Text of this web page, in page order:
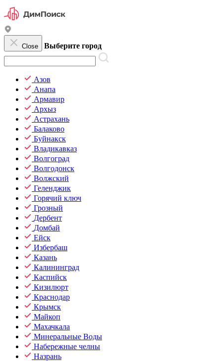
Close Выберите город
Азов
Анапа
Армавир
Архыз
Астрахань
Балаково
Буйнакск
Владикавказ
Волгоград
Волгодонск
Волжский
Геленджик
Горячий ключ
Грозный
Дербент
Домбай
Ейск
Избербаш
Казань
Калининград
Каспийск
Кизилюрт
Краснодар
Крымск
Майкоп
Махачкала
Минеральные Воды
Набережные челны
Назрань